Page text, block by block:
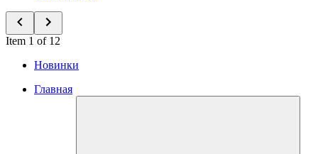
Item 1 of 12
Новинки
Главная